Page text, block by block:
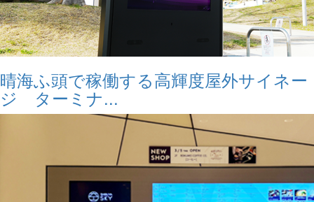
晴海ふ頭で稼働する高輝度屋外サイネー
ジ ターミナ...